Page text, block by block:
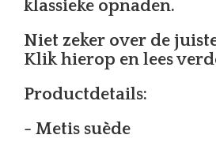
klassieke opnaden.
Niet zeker over de
Klik hierop en lees
Productdetails:
- Metis suède